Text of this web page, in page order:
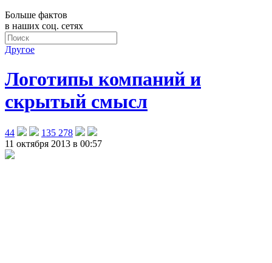
Больше фактов
в наших соц. сетях
Другое
Логотипы компаний и
скрытый смысл
44
135 278
11 октября 2013 в 00:57